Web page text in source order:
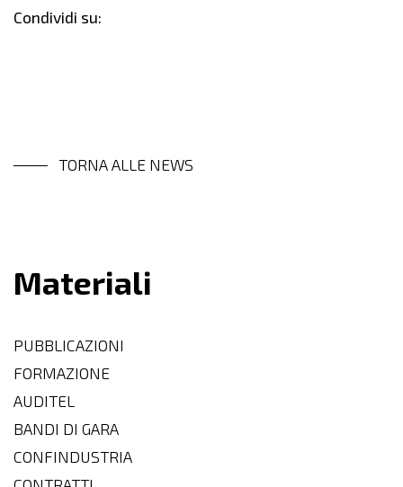
Condividi su:
TORNA ALLE NEWS
Materiali
PUBBLICAZIONI
FORMAZIONE
AUDITEL
BANDI DI GARA
CONFINDUSTRIA